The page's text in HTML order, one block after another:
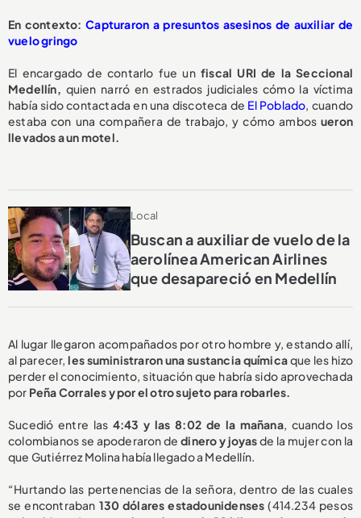
En contexto: Capturaron a presuntos asesinos de auxiliar de
vuelo gringo
El encargado de contarlo fue unfiscal URI de la Seccional
Medellín, quien narró en estrados judiciales cómo la víctima
había sido contactada en una discoteca de El Poblado, cuando
estaba con una compañera de trabajo, y cómo ambos ueron
llevados a un motel.
Local
Buscan a auxiliar de vuelo de la
aerolínea American Airlines
que desapareció en Medellín
Al lugar llegaron acompañados por otro hombre y, estando allí,
al parecer,les suministraron una sustancia químicaque les hizo
perder el conocimiento, situación que habría sido aprovechada
por Peña Corrales y por el otro sujeto para robarles.
Sucedió entre las 4:43 y las 8:02 de la mañana, cuando los
colombianos se apoderaron dedinero y joyasde la mujer con la
que Gutiérrez Molina había llegado a Medellín.
“Hurtando las pertenencias de la señora, dentro de las cuales
se encontraban 130 dólares estadounidenses (414.234 pesos